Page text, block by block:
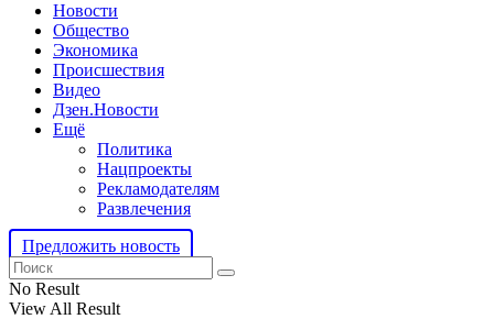
Новости
Общество
Экономика
Происшествия
Видео
Дзен.Новости
Ещё
Политика
Нацпроекты
Рекламодателям
Развлечения
Предложить новость
No Result
View All Result